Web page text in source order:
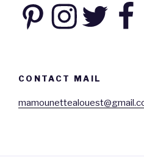
PinterestInstagramTwitter
CONTACT MAIL